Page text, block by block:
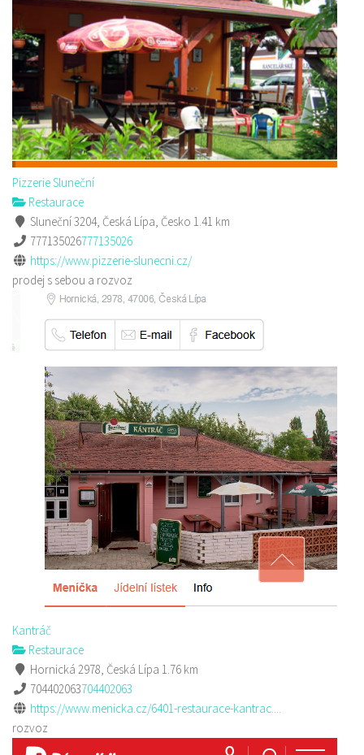
Pizzerie Sluneční
Restaurace
Sluneční 3204, Česká Lípa, Česko 1.41 km
777135026777135026
https://www.pizzerie-slunecni.cz/
prodej s sebou a rozvoz
Kantráč
Restaurace
Hornická 2978, Česká Lípa 1.76 km
704402063704402063
https://www.menicka.cz/6401-restaurace-kantrac....
rozvoz